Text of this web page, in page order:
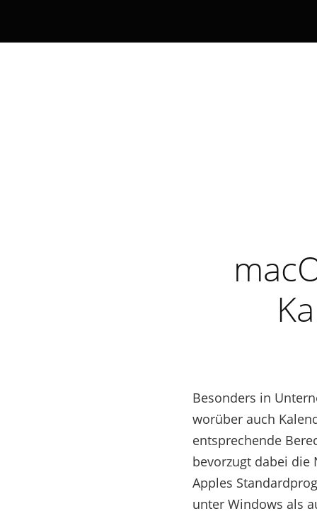
Besonders in
worüber auch
entsprechende
bevorzugt dabei die
Apples
unter Windows als